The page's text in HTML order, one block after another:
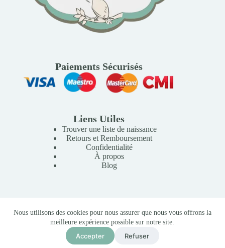
Nous utilisons des cookies pour nous assurer que nous vous offrons la
meilleure expérience possible sur notre site.
Accepter Refuser
Paiements Sécurisés
Liens Utiles
Trouver une liste de naissance
Retours et Remboursement
Confidentialité
À propos
Blog
Copyright © 2026 Mille Lunes - Création du site :
Baptiste
-Conditions Générales de Vente